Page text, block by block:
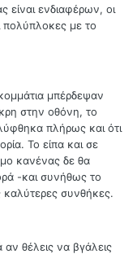
είναι ενδιαφέρων, οι
πολύπλοκες με το
μπέρδεψαν
στην οθόνη, το
πλήρως και ότι
Το είπα και σε
κανένας δε θα
-και συνήθως το
καλύτερες συνθήκες.
αν θέλεις να βγάλεις